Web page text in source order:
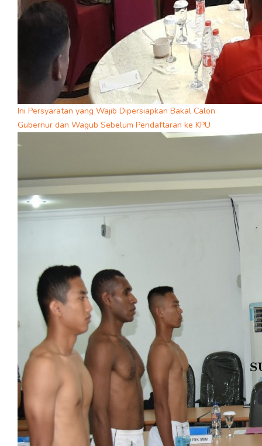
Ini Persyaratan yang Wajib Dipersiapkan Bakal Calon
Gubernur dan Wagub Sebelum Pendaftaran ke KPU